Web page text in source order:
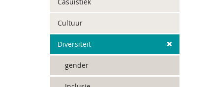
Cultuur
Diversiteit
gender